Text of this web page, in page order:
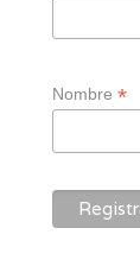
Nombre*